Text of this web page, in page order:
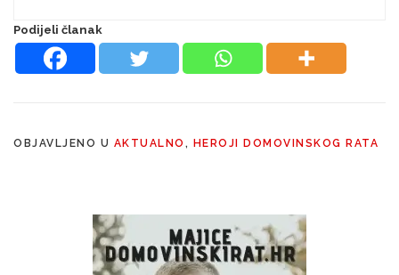
Podijeli članak
OBJAVLJENO U AKTUALNO , HEROJI DOMOVINSKOG RATA